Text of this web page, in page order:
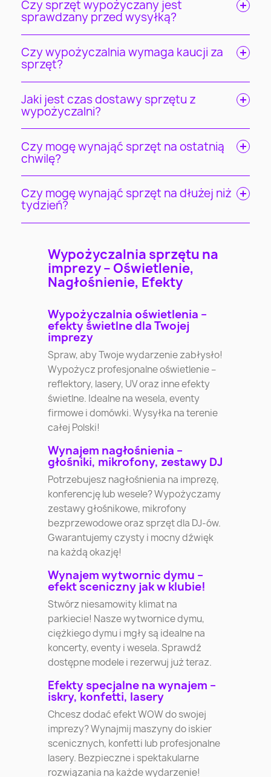
Czy sprzęt wypożyczany jest
sprawdzany przed wysyłką?
Czy wypożyczalnia wymaga kaucji za
sprzęt?
Jaki jest czas dostawy sprzętu z
wypożyczalni?
Czy mogę wynająć sprzęt na ostatnią
chwilę?
Czy mogę wynająć sprzęt na dłużej niż
tydzień?
Wypożyczalnia sprzętu na
imprezy – Oświetlenie,
Nagłośnienie, Efekty
Wypożyczalnia oświetlenia –
efekty świetlne dla Twojej
imprezy
Spraw, aby Twoje wydarzenie zabłysło!
Wypożycz profesjonalne oświetlenie –
reflektory, lasery, UV oraz inne efekty
świetlne. Idealne na wesela, eventy
firmowe i domówki. Wysyłka na terenie
całej Polski!
Wynajem nagłośnienia –
głośniki, mikrofony, zestawy DJ
Potrzebujesz nagłośnienia na imprezę,
konferencję lub wesele? Wypożyczamy
zestawy głośnikowe, mikrofony
bezprzewodowe oraz sprzęt dla DJ-ów.
Gwarantujemy czysty i mocny dźwięk
na każdą okazję!
Wynajem wytwornic dymu –
efekt sceniczny jak w klubie!
Stwórz niesamowity klimat na
parkiecie! Nasze wytwornice dymu,
ciężkiego dymu i mgły są idealne na
koncerty, eventy i wesela. Sprawdź
dostępne modele i rezerwuj już teraz.
Efekty specjalne na wynajem –
iskry, konfetti, lasery
Chcesz dodać efekt WOW do swojej
imprezy? Wynajmij maszyny do iskier
scenicznych, konfetti lub profesjonalne
lasery. Bezpieczne i spektakularne
rozwiązania na każde wydarzenie!